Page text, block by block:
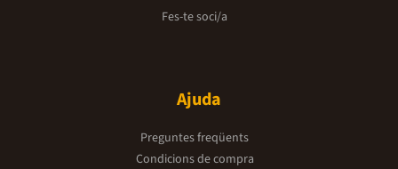
Fes-te soci/a
Ajuda
Preguntes freqüents
Condicions de compra